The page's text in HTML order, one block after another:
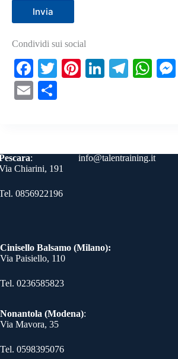
Invia
Condividi sui social
Fa
ce
bo
T
Pi
Li
Te W
E
di
info@talentraining.it
:
Chiarini, 191
0856922196
Cinisello Balsamo (Milano):
Via Paisiello, 110
Tel. 0236585823​
Nonantola (Modena):
Via Mavora, 35
Tel. 0598395076​